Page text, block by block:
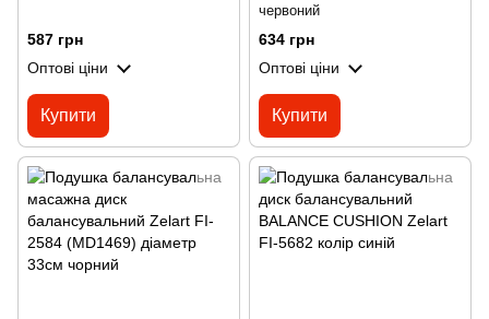
587 грн
Оптові ціни
Купити
червоний
634 грн
Оптові ціни
Купити